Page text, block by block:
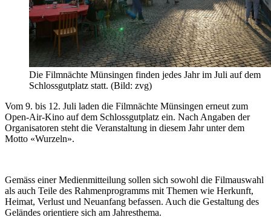
Die Filmnächte Münsingen finden jedes Jahr im Juli auf dem
Schlossgutplatz statt. (Bild: zvg)
Vom 9. bis 12. Juli laden die Filmnächte Münsingen erneut zum
Open-Air-Kino auf dem Schlossgutplatz ein. Nach Angaben der
Organisatoren steht die Veranstaltung in diesem Jahr unter dem
Motto «Wurzeln».
Gemäss einer Medienmitteilung sollen sich sowohl die Filmauswahl
als auch Teile des Rahmenprogramms mit Themen wie Herkunft,
Heimat, Verlust und Neuanfang befassen. Auch die Gestaltung des
Geländes orientiere sich am Jahresthema.